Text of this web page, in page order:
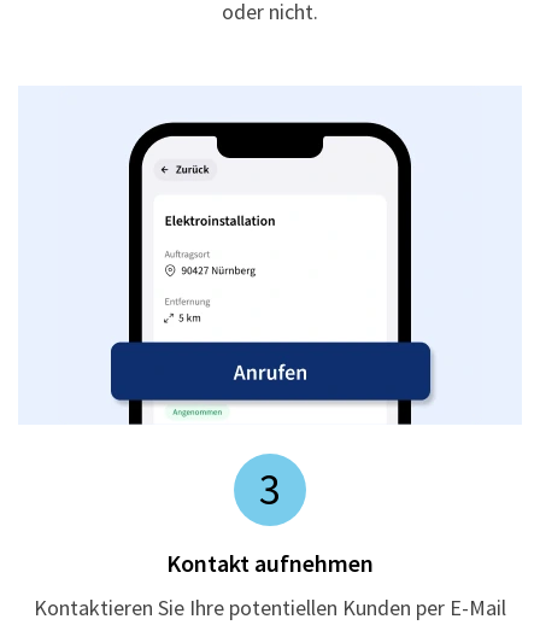
oder nicht.
3
Kontakt aufnehmen
Kontaktieren Sie Ihre potentiellen Kunden per E-Mail